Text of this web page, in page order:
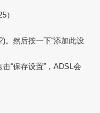
）
。然后按一下“添加此设
“保存设置”，ADSL会